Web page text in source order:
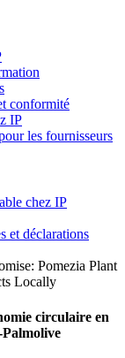
conformité
IP
les fournisseurs
chez IP
et déclarations
circulaire en